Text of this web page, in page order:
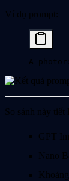
Ví dụ prompt:
A
So sánh này
GPT
Nano